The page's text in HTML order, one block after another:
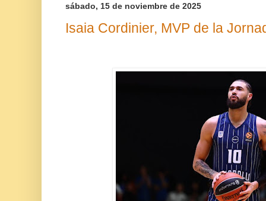
sábado, 15 de noviembre de 2025
Isaia Cordinier, MVP de la